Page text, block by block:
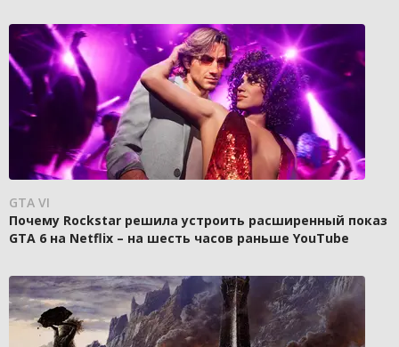
GTA VI
Почему Rockstar решила устроить расширенный показ
GTA 6 на Netflix – на шесть часов раньше YouTube